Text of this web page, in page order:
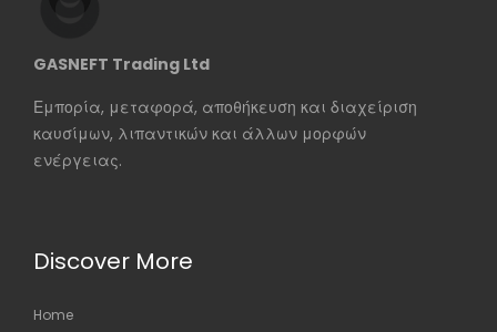
GASNEFT Trading Ltd
Εμπορία, μεταφορά, αποθήκευση και διαχείριση
καυσίμων, λιπαντικών και άλλων μορφών
ενέργειας.
Discover More
Home